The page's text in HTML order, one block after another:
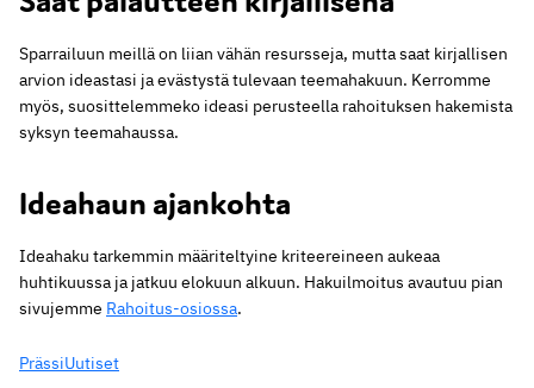
Sparrailuun meillä on liian vähän resursseja, mutta saat kirjallisen
arvion ideastasi ja evästystä tulevaan teemahakuun. Kerromme
myös, suosittelemmeko ideasi perusteella rahoituksen hakemista
syksyn teemahaussa.
Ideahaun ajankohta
Ideahaku tarkemmin määriteltyine kriteereineen aukeaa
huhtikuussa ja jatkuu elokuun alkuun. Hakuilmoitus avautuu pian
sivujemme Rahoitus-osiossa.
PrässiUutiset